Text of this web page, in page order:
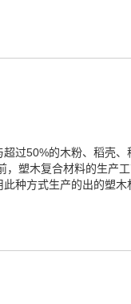
过50%的木粉、稻壳
塑木复合材料的生产
种方式生产的出的塑